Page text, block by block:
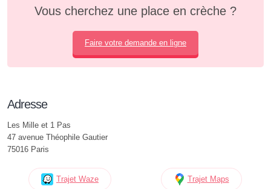
Vous cherchez une place en crèche ?
Faire votre demande en ligne
Adresse
Les Mille et 1 Pas
47 avenue Théophile Gautier
75016 Paris
Trajet Waze Trajet Maps